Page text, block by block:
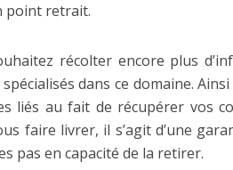
point retrait.
récolter encore plus
dans ce domaine.
liés au fait de récupérer vos
faire livrer, il s’agit d’une
pas en capacité de la retirer.